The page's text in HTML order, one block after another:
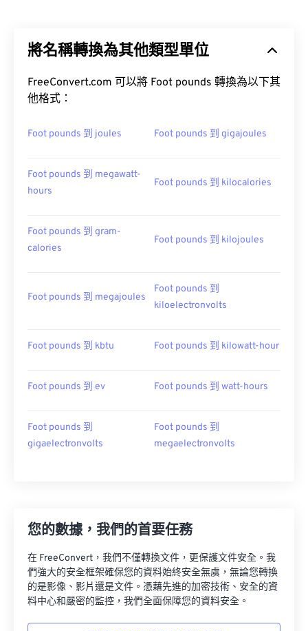
將名稱轉換為其他類型單位
FreeConvert.com 可以將 Foot pounds 轉換為以下其
他格式：
Foot pounds 到 joules Foot pounds 到 gigajoules
Foot pounds 到 megawatt-
hours
Foot pounds 到 kilocalories
Foot pounds 到 gram-
calories
Foot pounds 到 kilojoules
Foot pounds 到 megajoules
Foot pounds 到
kiloelectronvolts
Foot pounds 到 kbtu Foot pounds 到 kilowatt-hour
Foot pounds 到 ev Foot pounds 到 watt-hours
Foot pounds 到
gigaelectronvolts
Foot pounds 到
megaelectronvolts
您的數據，我們的首要任務
在 FreeConvert，我們不僅轉換文件，更保護文件安全。我
們強大的安全框架確保您的資料始終安全無虞，無論您轉換
的是影像、影片還是文件。憑藉先進的加密技術、安全的資
料中心和嚴密的監控，我們全面保障您的資料安全。